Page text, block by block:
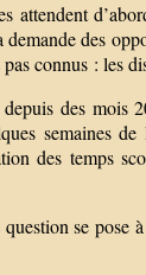
attendent
des
connus : les
des
semaines
des temps
se